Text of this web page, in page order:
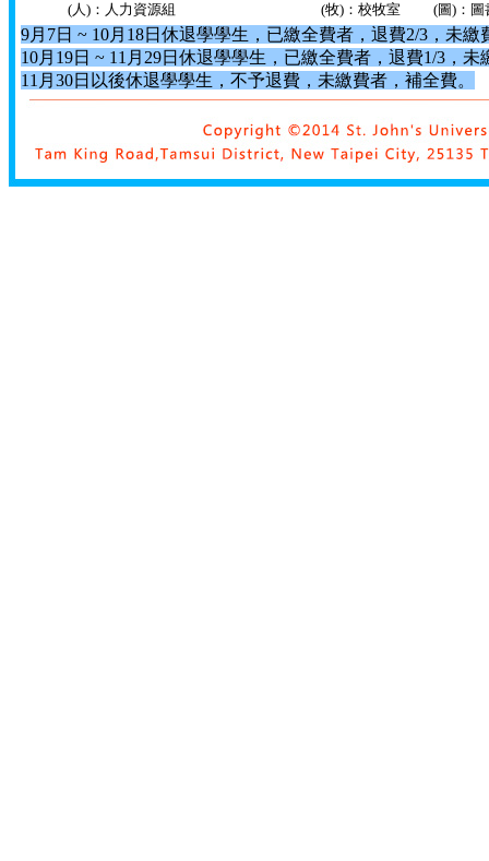
(人)：人力資源組
(牧)：校牧室
(圖)：圖
9月7日 ~ 10月18日休退學學生，已繳全費者，退費2/3，未繳
10月19日 ~ 11月29日休退學學生，已繳全費者，退費1/3，未
11月30日以後休退學學生，不予退費，未繳費者，補全費。